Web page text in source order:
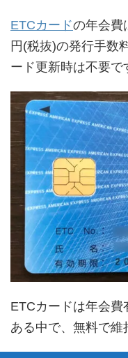
ETCカードの年会費
円(税抜)の発行手数
ード更新時は不要で
ETCカードは年会費
ある中で、無料で維